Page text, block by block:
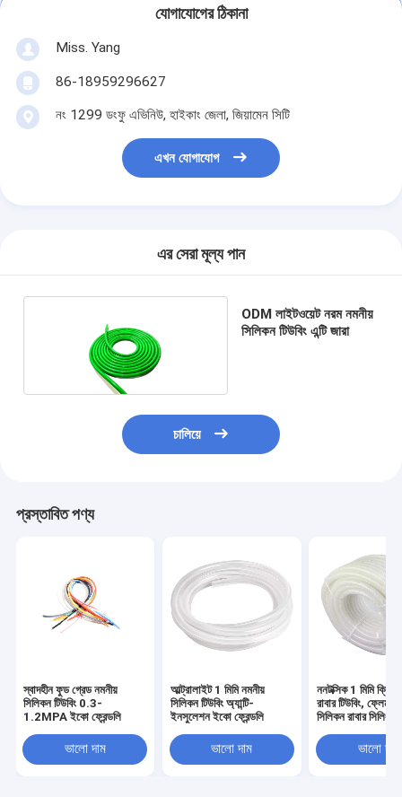
যোগাযোগের ঠিকানা
Miss. Yang
86-18959296627
নং 1299 ডংফু এভিনিউ, হাইকাং জেলা, জিয়ামেন সিটি
এখন যোগাযোগ
এর সেরা মূল্য পান
ODM লাইটওয়েট নরম নমনীয়
সিলিকন টিউবিং এন্টি জারা
চালিয়ে
প্রস্তাবিত পণ্য
স্বাদহীন ফুড গ্রেড নমনীয়
সিলিকন টিউবিং 0.3-
1.2MPA ইকো ফ্রেন্ডলি
ভালো দাম
আল্ট্রালাইট 1 মিমি নমনীয়
সিলিকন টিউবিং অ্যান্টি-
ইনসুলেশন ইকো ফ্রেন্ডলি
ভালো দাম
ননটক্সিক 1 মিমি
রাবার টিউবিং,
সিলিকন রাবার সিলিং
ভালো দাম